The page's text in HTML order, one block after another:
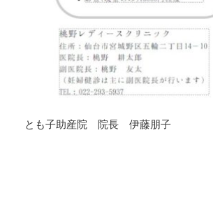
とも子助産院 院長 伊藤朋子